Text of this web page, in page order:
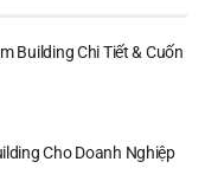
Building Chi Tiết & Cuốn
Cho Doanh Nghiệp